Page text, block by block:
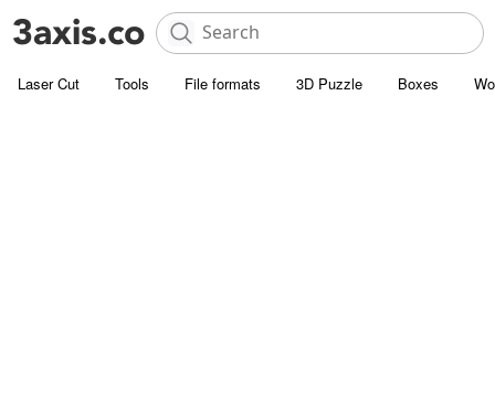
Laser Cut Tools File formats 3D Puzzle Boxes